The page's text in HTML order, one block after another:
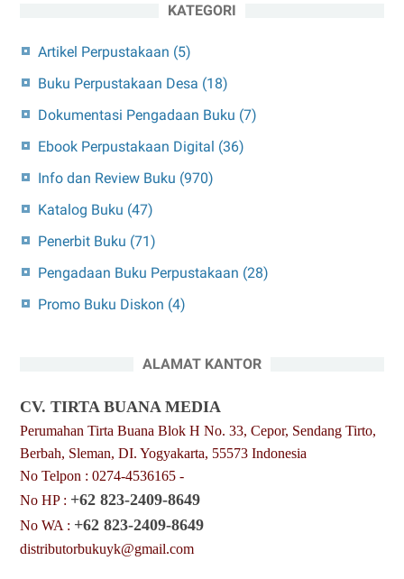
KATEGORI
Artikel Perpustakaan (5)
Buku Perpustakaan Desa (18)
Dokumentasi Pengadaan Buku (7)
Ebook Perpustakaan Digital (36)
Info dan Review Buku (970)
Katalog Buku (47)
Penerbit Buku (71)
Pengadaan Buku Perpustakaan (28)
Promo Buku Diskon (4)
ALAMAT KANTOR
CV. TIRTA BUANA MEDIA
Perumahan Tirta Buana Blok H No. 33, Cepor, Sendang Tirto,
Berbah, Sleman, DI. Yogyakarta, 55573 Indonesia
No Telpon : 0274-4536165 -
No HP : +62 823-2409-8649
No WA : +62 823-2409-8649
distributorbukuyk@gmail.com